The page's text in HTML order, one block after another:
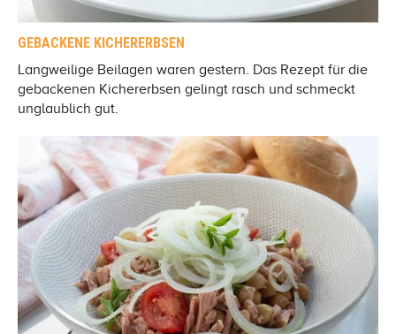
GEBACKENE KICHERERBSEN
Langweilige Beilagen waren gestern. Das Rezept für die
gebackenen Kichererbsen gelingt rasch und schmeckt
unglaublich gut.